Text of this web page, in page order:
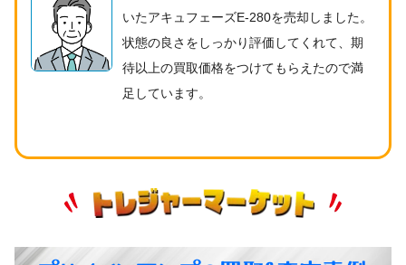
いたアキュフェーズE-280を売却しました。
状態の良さをしっかり評価してくれて、期
待以上の買取価格をつけてもらえたので満
足しています。